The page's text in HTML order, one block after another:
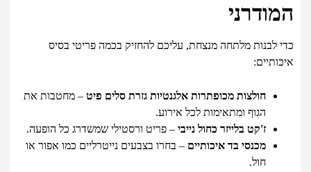
המודרני
כדי לבנות מלתחה מנצחת, עליכם להחזיק בכמה פריטי בסיס
איכותיים:
חולצות מכופתרות אלגנטיות גזרת סלים פיט – מחטבות את
הגוף ומתאימות לכל אירוע.
ז'קט בלייזר כחול נייבי – פריט ורסטילי שמשדרג כל הופעה.
מכנסי בד איכותיים – בחרו בצבעים נייטרליים כמו אפור או
חול.